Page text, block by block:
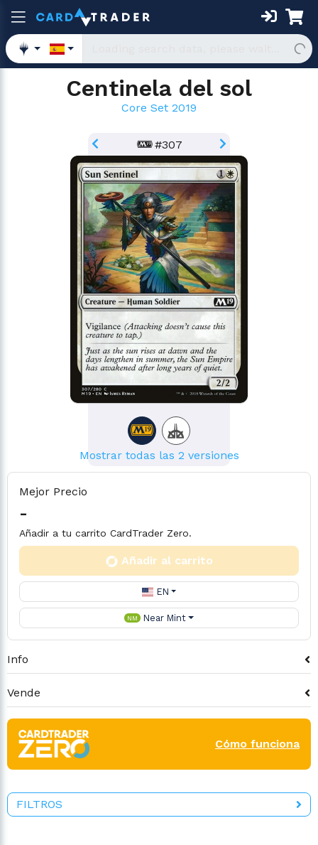
Centinela del sol
Core Set 2019
#307
Mostrar todas las 2 versiones
Mejor Precio
-
Añadir a tu carrito CardTrader Zero.
Añadir al carrito
EN
NM Near Mint
Info
Vende
Cómo funciona
FILTROS